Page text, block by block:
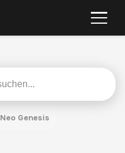
Neo Genesis